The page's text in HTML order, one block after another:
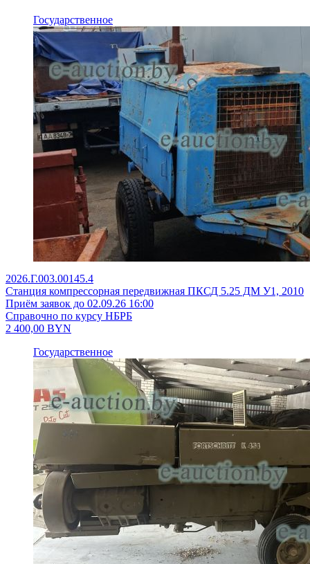
Государственное
2026.Г.003.00145.4
Станция компрессорная передвижная ПКСД 5.25 ДМ У1, 2010
Приём заявок до 02.09.26 16:00
Справочно по курсу НБРБ
2 400,00 BYN
Государственное